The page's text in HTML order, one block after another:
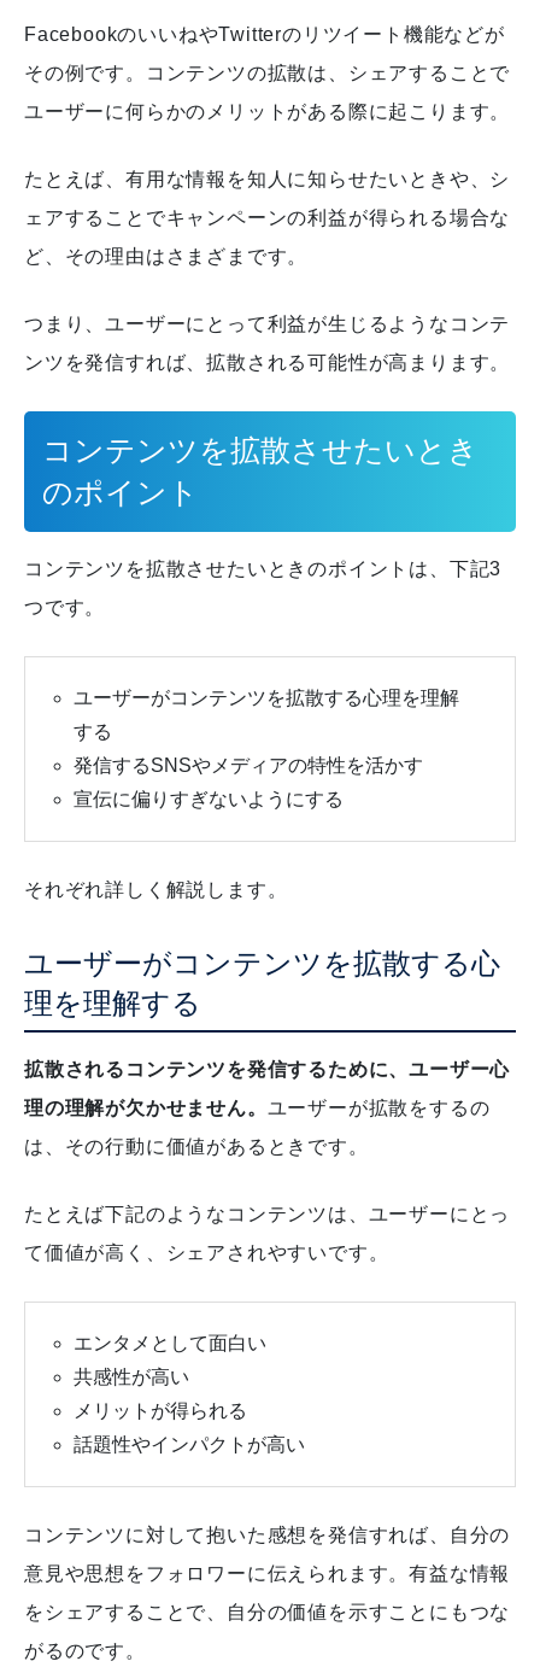
FacebookのいいねやTwitterのリツイート機能などが
その例です。
コンテンツの拡散は、シェアすることで
ユーザーに何らかのメリットがある際に起こります。
たとえば、有用な情報を知人に知らせたいときや、シ
ェアすることでキャンペーンの利益が得られる場合な
ど、その理由はさまざまです。
つまり、ユーザーにとって利益が生じるようなコンテ
ンツを発信すれば、拡散される可能性が高まります。
コンテンツを拡散させたいとき
のポイント
コンテンツを拡散させたいときのポイントは、下記3
つです。
ユーザーがコンテンツを拡散する心理を理解
する
発信するSNSやメディアの特性を活かす
宣伝に偏りすぎないようにする
それぞれ詳しく解説します。
ユーザーがコンテンツを拡散する心
理を理解する
拡散されるコンテンツを発信するために、ユーザー心
理の理解が欠かせません。 ユーザーが拡散をするの
は、その行動に価値があるときです。
たとえば下記のようなコンテンツは、ユーザーにとっ
て価値が高く、シェアされやすいです。
エンタメとして面白い
共感性が高い
メリットが得られる
話題性やインパクトが高い
コンテンツに対して抱いた感想を発信すれば、自分の
意見や思想をフォロワーに伝えられます。有益な情報
をシェアすることで、自分の価値を示すことにもつな
がるのです。